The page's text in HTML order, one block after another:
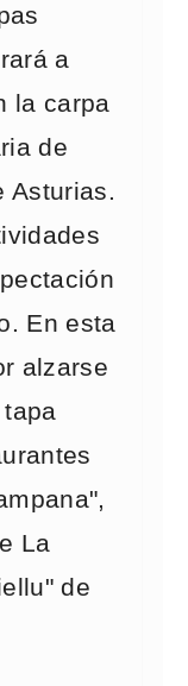
a
la carpa
de
Asturias.
En esta
alzarse
La
de